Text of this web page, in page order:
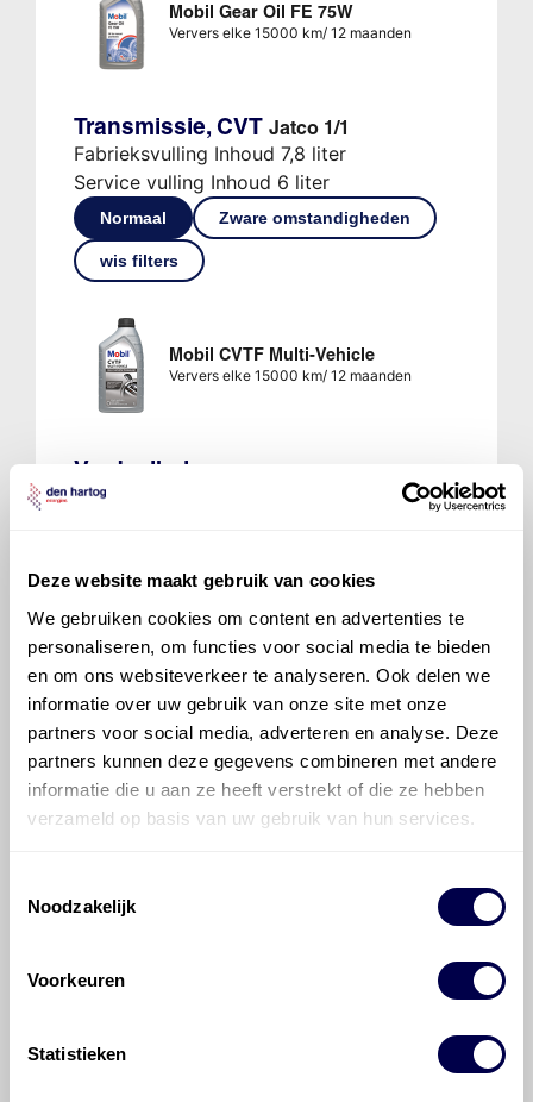
Deze website maakt gebruik van cookies
We gebruiken cookies om content en advertenties te
personaliseren, om functies voor social media te bieden
en om ons websiteverkeer te analyseren. Ook delen we
informatie over uw gebruik van onze site met onze
partners voor social media, adverteren en analyse. Deze
partners kunnen deze gegevens combineren met andere
informatie die u aan ze heeft verstrekt of die ze hebben
verzameld op basis van uw gebruik van hun services.
Noodzakelijk
Voorkeuren
Statistieken
Mobil Gear Oil FE 75W
Ververs elke 15000 km/ 12 maanden
Transmissie, CVT Jatco 1/1
Fabrieksvulling Inhoud 7,8 liter
Service vulling Inhoud 6 liter
Normaal Zware omstandigheden
wis filters
Mobil CVTF Multi-Vehicle
Ververs elke 15000 km/ 12 maanden
Verdeelbak
Inhoud 0,5 liter
wis filters
Mobilube LS 85W90
Ververs elke 75000 km
Veelgestelde vragen over
de Citroën C-Crosser
Welke motorolie adviseert Den Hartog